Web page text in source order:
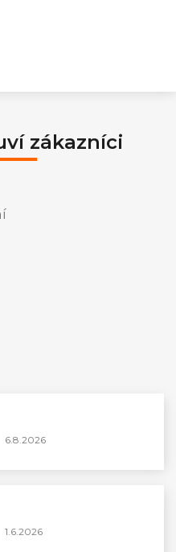
zákazníci
je 5 z 5 hvězdiček.
6.8.2026
je 5 z 5 hvězdiček.
1.6.2026